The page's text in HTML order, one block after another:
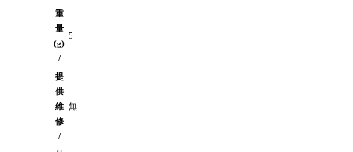
重
量
(g)
/
5
提
供
維
修
/
無